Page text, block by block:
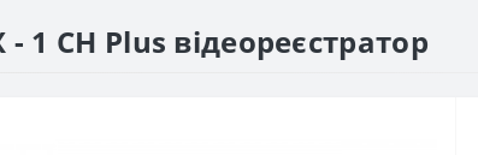
1 CH Plus відеореєстратор